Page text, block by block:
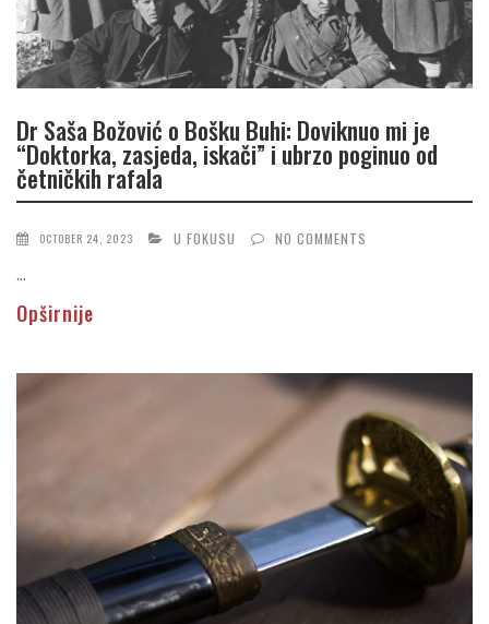
Dr Saša Božović o Bošku Buhi: Doviknuo mi je
“Doktorka, zasjeda, iskači” i ubrzo poginuo od
četničkih rafala
OCTOBER 24, 2023 U FOKUSU NO COMMENTS
...
Opširnije